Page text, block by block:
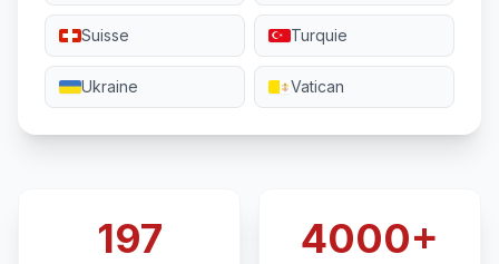
Suisse Turquie
Ukraine Vatican
197 4000+